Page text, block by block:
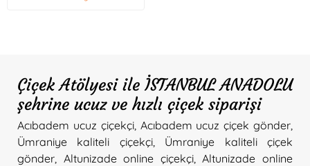
Çiçek Atölyesi ile İSTANBUL ANADOLU
şehrine ucuz ve hızlı çiçek siparişi
Acıbadem ucuz çiçekçi, Acıbadem ucuz çiçek gönder
Ümraniye kaliteli çiçekçi, Ümraniye kaliteli çiçek
gönder
Altunizade online çiçekçi,Altunizade online